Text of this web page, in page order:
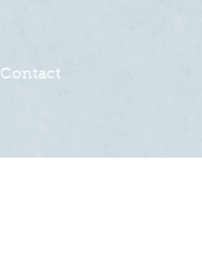
Contact